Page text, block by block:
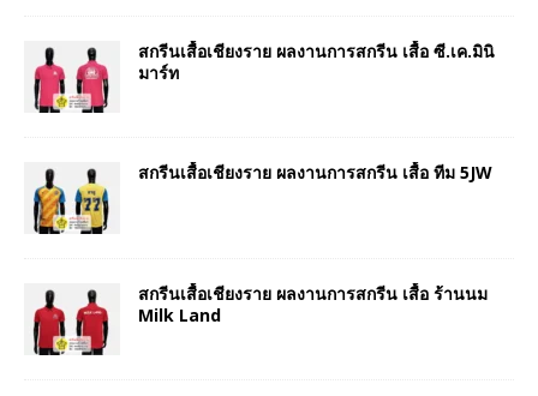
สกรีนเสื้อเชียงราย ผลงานการสกรีน เสื้อ ซี.เค.มินิ
มาร์ท
สกรีนเสื้อเชียงราย ผลงานการสกรีน เสื้อ ทีม 5JW
สกรีนเสื้อเชียงราย ผลงานการสกรีน เสื้อ ร้านนม
Milk Land